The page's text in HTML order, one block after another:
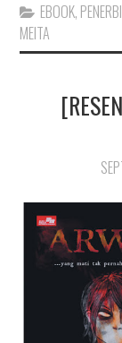
EBOOK,
MEITA